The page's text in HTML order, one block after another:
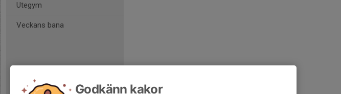
Utegym
Veckans bana
Godkänn kakor